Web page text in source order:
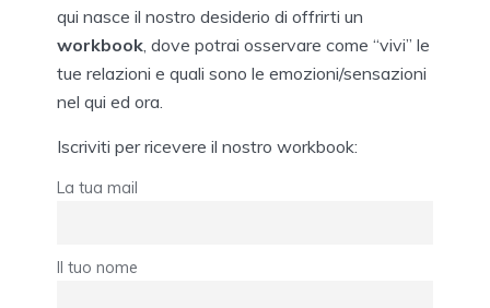
qui nasce il nostro desiderio di offrirti un
workbook , dove potrai osservare come “vivi” le
tue relazioni e quali sono le emozioni/sensazioni
nel qui ed ora.
Iscriviti per ricevere il nostro workbook:
La tua mail
Il tuo nome